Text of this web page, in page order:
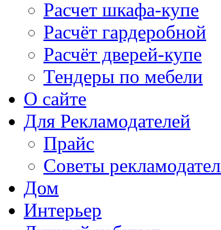
Расчет шкафа-купе
Расчёт гардеробной
Расчёт дверей-купе
Тендеры по мебели
О сайте
Для Рекламодателей
Прайс
Советы
Дом
Интерьер